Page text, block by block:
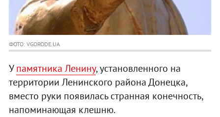
ФОТО: VGORODE.UA
Упамятника Ленину, установленного на
территории Ленинского района Донецка,
вместо руки появилась странная конечность,
напоминающая клешню.